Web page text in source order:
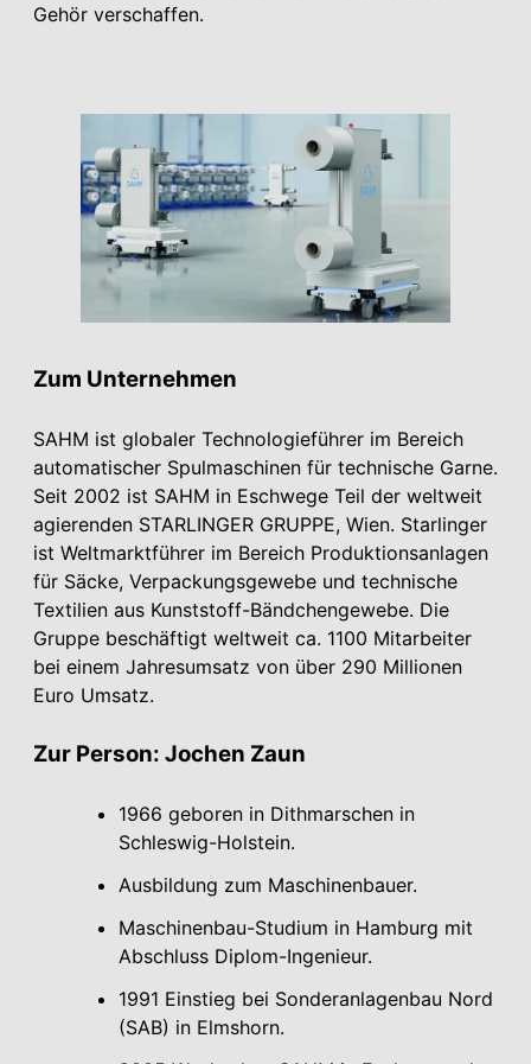
Gehör verschaffen.
Zum Unter­nehmen
SAHM ist globaler Technologieführer im Bereich
automatischer Spulmaschinen für technische Garne.
Seit 2002 ist SAHM in Eschwege Teil der weltweit
agierenden STARLINGER GRUPPE, Wien. Starlinger
ist Weltmarktführer im Bereich Produktionsanlagen
für Säcke, Verpackungsgewebe und technische
Textilien aus Kunststoff-Bändchengewebe. Die
Gruppe beschäftigt weltweit ca. 1100 Mitarbeiter
bei einem Jahresumsatz von über 290 Millionen
Euro Umsatz.
Zur Person: Jochen Zaun
1966 geboren in Dithmarschen in
Schleswig-Holstein.
Ausbildung zum Maschinenbauer.
Maschinenbau-Studium in Hamburg mit
Abschluss Diplom-Ingenieur.
1991 Einstieg bei Sonderanlagenbau Nord
(SAB) in Elmshorn.